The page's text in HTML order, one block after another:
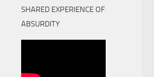
SHARED EXPERIENCE OF
ABSURDITY